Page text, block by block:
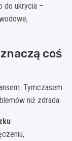
do ukrycia –
coś
Tymczasem
niż zdrada: